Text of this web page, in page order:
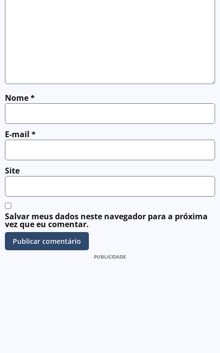
Nome*
E-mail *
Site
Salvar meus dados neste navegador para a próxima
vez que eu comentar.
PUBLICIDADE